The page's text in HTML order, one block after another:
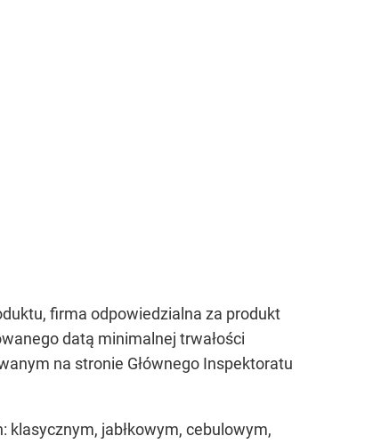
firma odpowiedzialna za produkt
datą minimalnej trwałości
na stronie Głównego Inspektoratu
klasycznym, jabłkowym, cebulowym,